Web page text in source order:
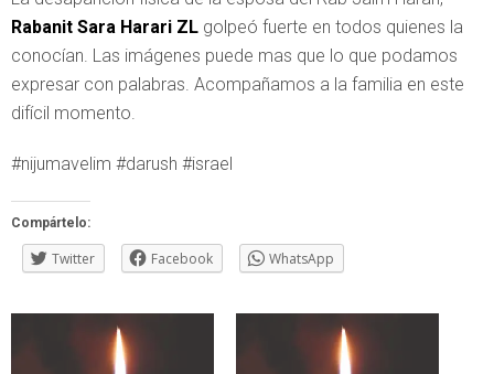
Rabanit Sara Harari ZL golpeó fuerte en todos quienes la
conocían. Las imágenes puede mas que lo que podamos
expresar con palabras. Acompañamos a la familia en este
difícil momento.
#nijumavelim #darush #israel
Compártelo:
Twitter Facebook WhatsApp